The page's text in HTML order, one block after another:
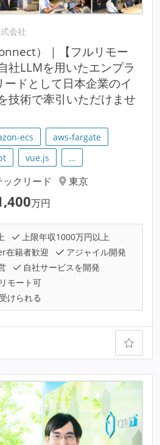
会社
）｜【フルリモー
社LLMを用いたエンプラ
ードとして日本企業のイ
技術で牽引いただけませ
ecs
aws-fargate
vue.js …
ックリード
東京
万円
上限年収1000万円以上
在籍者歓迎
アジャイル開発
自社サービスを開発
モート可
けられる